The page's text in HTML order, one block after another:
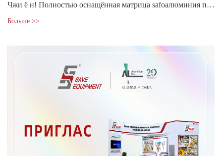
Чжи ё н! Полностью оснащённая матрица safoалюминия представлена на шанхайской выставке алюминия 2025
Больше >>